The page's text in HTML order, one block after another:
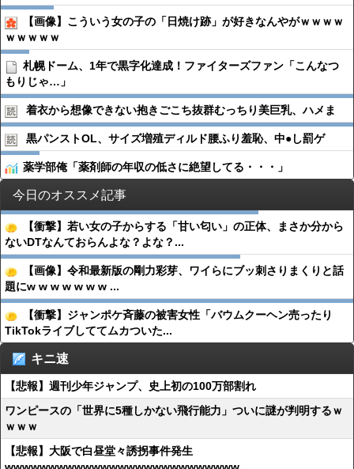
【画像】こういう女の子の「日焼け跡」が好きなんやがｗｗｗｗ
ｗｗｗｗｗ
札幌ドーム、1年で黒字化達成！ファイターズファン「こんなつ
もりじゃ…」
着衣から想像できない抱きごこち抜群むっちり美巨乳、ハメま
黒パンストOL、サイズ増殖ディルド腰ふり羞恥、中●︎し罰ゲ
薬学部俺「薬剤師の年収の低さに絶望してる・・・」
今日のオススメ記事
【衝撃】若い女の子からする「甘い匂い」の正体、まさか分から
ないDTなんておらんよな？よな？...
【画像】令和最新版の剛力彩芽、ワイらにブッ刺さりまくりと話
題にw w w w w w w ...
【衝撃】ジャンポケ斉藤の被害女性「バウムクーヘン売ったり
TikTokライブしててムカついた...
キニ速
【悲報】週刊少年ジャンプ、史上初の100万部割れ
ワンピースの「世界に5種しかない飛行能力」ついに謎が判明するｗ
ｗｗｗ
【悲報】大阪で白昼堂々誘拐事件発生